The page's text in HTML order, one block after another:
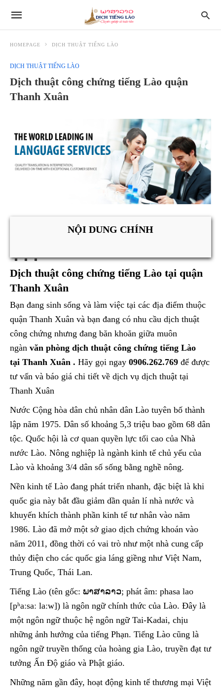
HOMEPAGE DỊCH THUẬT TIẾNG LÀO
DỊCH THUẬT TIẾNG LÀO
Dịch thuật công chứng tiếng Lào quận
Thanh Xuân
NỘI DUNG CHÍNH
Dịch thuật công chứng tiếng Lào tại quận
Thanh Xuân
Bạn đang sinh sống và làm việc tại các địa điểm thuộc
quận Thanh Xuân và bạn đang có nhu cầu dịch thuật
công chứng nhưng đang băn khoăn giữa muôn
ngàn văn phòng dịch thuật công chứng tiếng Lào
tại Thanh Xuân . Hãy gọi ngay 0906.262.769 để được
tư vấn và báo giá chi tiết về dịch vụ dịch thuật tại
Thanh Xuân
Nước Cộng hòa dân chủ nhân dân Lào tuyên bố thành
lập năm 1975. Dân số khoảng 5,3 triệu bao gồm 68 dân
tộc. Quốc hội là cơ quan quyền lực tối cao của Nhà
nước Lào. Nông nghiệp là ngành kinh tế chủ yếu của
Lào và khoảng 3/4 dân số sống bằng nghề nông.
Nền kinh tế Lào đang phát triển nhanh, đặc biệt là khi
quốc gia này bắt đầu giảm dần quản lí nhà nước và
khuyến khích thành phần kinh tế tư nhân vào năm
1986. Lào đã mở một sở giao dịch chứng khoán vào
năm 2011, đồng thời có vai trò như một nhà cung cấp
thủy điện cho các quốc gia láng giềng như Việt Nam,
Trung Quốc, Thái Lan.
Tiếng Lào (tên gốc: ພາສາລາວ; phát âm: phasa lao
[pʰaːsaː laːw]) là ngôn ngữ chính thức của Lào. Đây là
một ngôn ngữ thuộc hệ ngôn ngữ Tai-Kadai, chịu
những ảnh hưởng của tiếng Phạn. Tiếng Lào cũng là
ngôn ngữ truyền thống của hoàng gia Lào, truyền đạt tư
tưởng Ấn Độ giáo và Phật giáo.
Những năm gần đây, hoạt động kinh tế thương mại Việt